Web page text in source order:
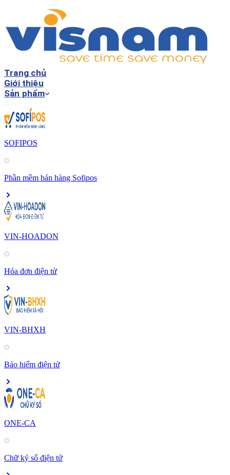
Trang chủ
Giới thiệu
Sản phẩm
SOFIPOS
Phần mềm bán hàng Sofipos
VIN-HOADON
Hóa đơn điện tử
VIN-BHXH
Bảo hiểm điện tử
ONE-CA
Chữ ký số điện tử